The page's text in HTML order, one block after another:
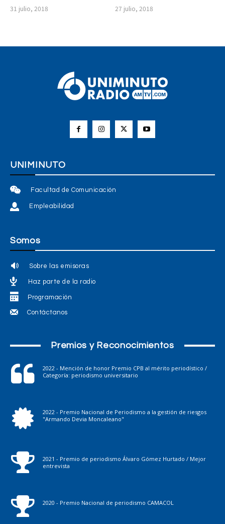
31 julio, 2018 27 julio, 2018
UNIMINUTO
Facultad de Comunicación
Empleabilidad
Somos
Sobre las emisoras
Haz parte de la radio
Programación
Contáctanos
Premios y Reconocimientos
2022 - Mención de honor Premio CPB al mérito periodístico /
Categoría: periodismo universitario
2022 - Premio Nacional de Periodismo a la gestión de riesgos
"Armando Devia Moncaleano"
2021 - Premio de periodismo Álvaro Gómez Hurtado / Mejor
entrevista
2020 - Premio Nacional de periodismo CAMACOL